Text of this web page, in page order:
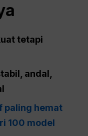
tetapi
andal,
paling hemat
100 model